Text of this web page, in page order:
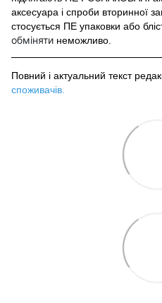
аксесуара і спроби вторинної
стосується ПЕ упаковки або
обміняти неможливо.
Повний і актуальний текст
споживачів.